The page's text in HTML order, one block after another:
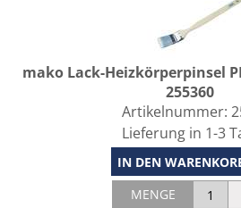
mako Lack-Heizkörperpinsel
255360
Artikelnummer:
Lieferung in 1-3
IN DEN
MENGE